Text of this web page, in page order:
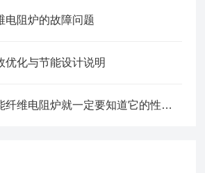
电阻炉的故障问题
优化与节能设计说明
想选购合适的节能纤维电阻炉就一定要知道它的性能特点和技术参数